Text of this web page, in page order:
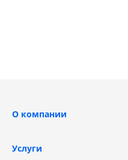
О компании
Услуги